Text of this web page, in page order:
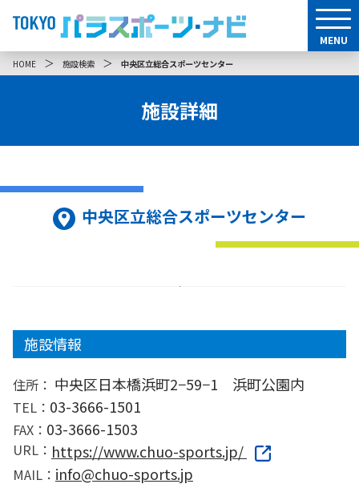
MENU
HOME ＞ 施設検索 ＞ 中央区立総合スポーツセンター
施設詳細
中央区立総合スポーツセンター
施設情報
住所： 中央区日本橋浜町2−59−1 浜町公園内
TEL： 03-3666-1501
FAX： 03-3666-1503
URL： https://www.chuo-sports.jp/
MAIL： info@chuo-sports.jp